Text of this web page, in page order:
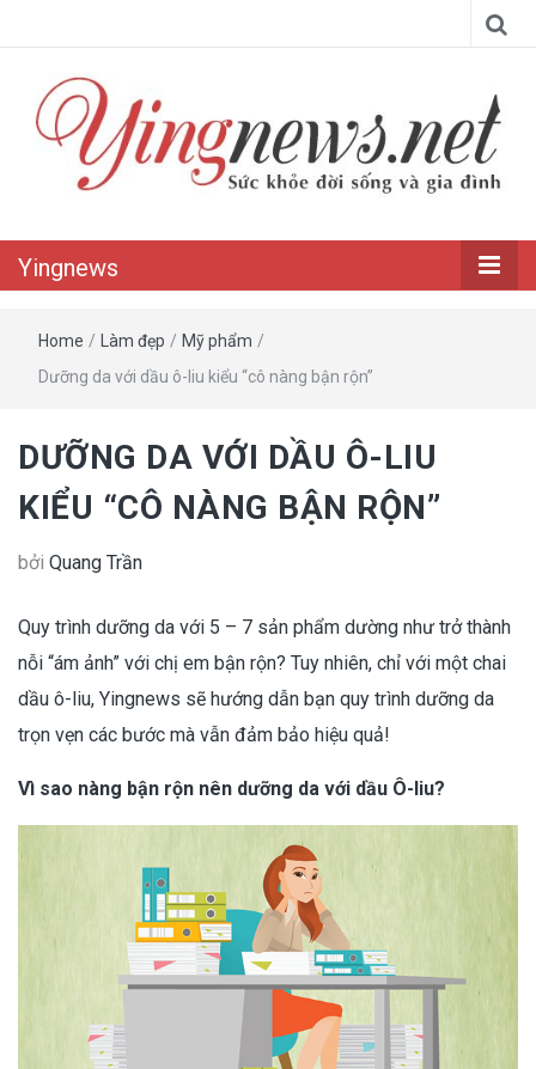
Yingnews
Home / Làm đẹp / Mỹ phẩm /
Dưỡng da với dầu ô-liu kiểu “cô nàng bận rộn”
DƯỠNG DA VỚI DẦU Ô-LIU
KIỂU “CÔ NÀNG BẬN RỘN”
bởi Quang Trần
Quy trình dưỡng da với 5 – 7 sản phẩm dường như trở thành
nỗi “ám ảnh” với chị em bận rộn? Tuy nhiên, chỉ với một chai
dầu ô-liu, Yingnews sẽ hướng dẫn bạn quy trình dưỡng da
trọn vẹn các bước mà vẫn đảm bảo hiệu quả!
Vì sao nàng bận rộn nên dưỡng da với dầu Ô-liu?